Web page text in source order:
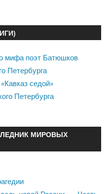
мифа поэт Батюшков
Петербурга
седой»
Петербурга
МИРОВЫХ